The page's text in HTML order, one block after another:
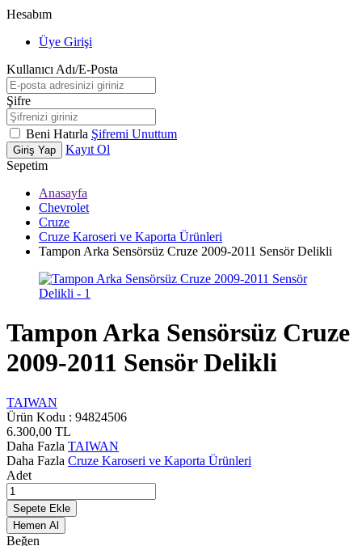
Hesabım
Üye Girişi
Kullanıcı Adı/E-Posta
Şifre
Beni Hatırla Şifremi Unuttum
Giriş Yap
Kayıt Ol
Sepetim
Anasayfa
Chevrolet
Cruze
Cruze Karoseri ve Kaporta Ürünleri
Tampon Arka Sensörsüz Cruze 2009-2011 Sensör Delikli
Tampon Arka Sensörsüz Cruze
2009-2011 Sensör Delikli
TAIWAN
Ürün Kodu : 94824506
6.300,00 TL
Daha Fazla TAIWAN
Daha Fazla Cruze Karoseri ve Kaporta Ürünleri
Adet
Sepete Ekle
Hemen Al
Beğen